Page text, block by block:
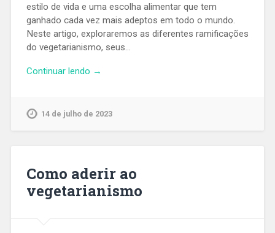
estilo de vida e uma escolha alimentar que tem
ganhado cada vez mais adeptos em todo o mundo.
Neste artigo, exploraremos as diferentes ramificações
do vegetarianismo, seus…
Continuar lendo →
14 de julho de 2023
Como aderir ao
vegetarianismo